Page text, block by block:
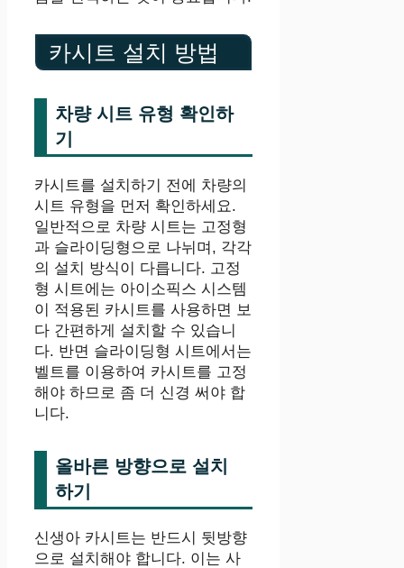
카시트 설치 방법
차량 시트 유형 확인하
기
카시트를 설치하기 전에 차량의
시트 유형을 먼저 확인하세요.
일반적으로 차량 시트는 고정형
과 슬라이딩형으로 나뉘며, 각각
의 설치 방식이 다릅니다. 고정
형 시트에는 아이소픽스 시스템
이 적용된 카시트를 사용하면 보
다 간편하게 설치할 수 있습니
다. 반면 슬라이딩형 시트에서는
벨트를 이용하여 카시트를 고정
해야 하므로 좀 더 신경 써야 합
니다.
올바른 방향으로 설치
하기
신생아 카시트는 반드시 뒷방향
으로 설치해야 합니다. 이는 사